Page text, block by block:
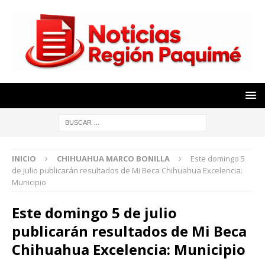
INICIO CHIHUAHUA MARCO BONILLA
Este domingo 5
de julio publicarán resultados de Mi Beca Chihuahua Excelencia:
Municipio
Este domingo 5 de julio
publicarán resultados de Mi Beca
Chihuahua Excelencia: Municipio